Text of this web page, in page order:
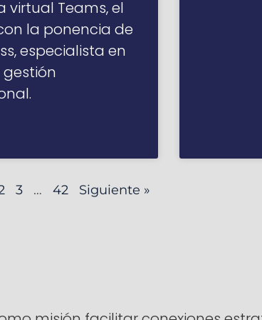
Teams, el
la ponencia de
especialista en
gestión
3 … 42 Siguiente »